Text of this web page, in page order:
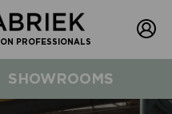
PROFESSIONALS
SHOWROOMS